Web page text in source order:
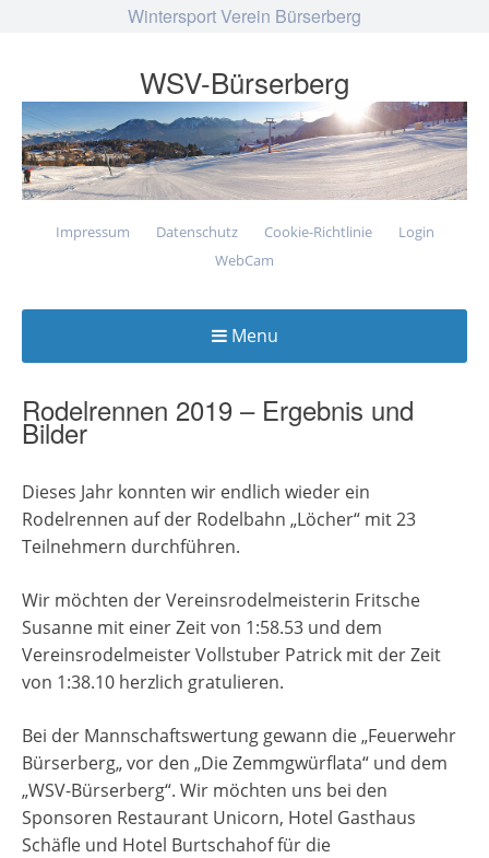
Wintersport Verein Bürserberg
WSV-Bürserberg
Impressum Datenschutz Cookie-Richtlinie
Login
WebCam
Menu
to
content
Rodelrennen 2019 – Ergebnis und
Bilder
Dieses Jahr konnten wir endlich wieder ein
Rodelrennen auf der Rodelbahn „Löcher“ mit 23
Teilnehmern durchführen.
Wir möchten der Vereinsrodelmeisterin Fritsche
Susanne mit einer Zeit von 1:58.53 und dem
Vereinsrodelmeister Vollstuber Patrick mit der Zeit
von 1:38.10 herzlich gratulieren.
Bei der Mannschaftswertung gewann die „Feuerwehr
Bürserberg„ vor den „Die Zemmgwürflata“ und dem
„WSV-Bürserberg“. Wir möchten uns bei den
Sponsoren Restaurant Unicorn, Hotel Gasthaus
Schäfle und Hotel Burtschahof für die